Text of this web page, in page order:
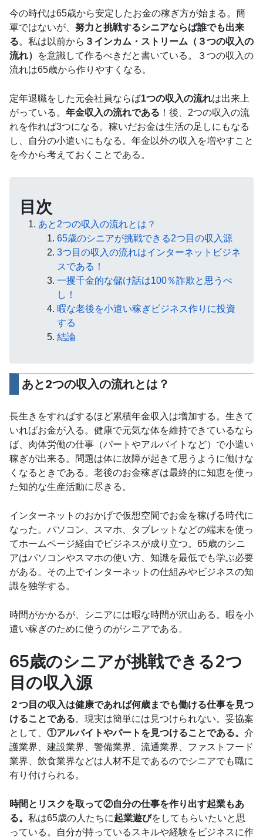
今の時代は65歳から安定したお金の稼ぎ方が始まる。簡
單ではないが、努力と挑戦するシニアならば誰でも出来
る。私は以前から ３インカム・ストリーム（３つの収入の
流れ）
を意識して作るべきだと書いている。３つの収入の
流れは65歳から作りやすくなる。
定年退職をした元会社員ならば1つの収入の流れは出来上
がっている。 年金収入の流れである ！後、2つの収入の流
れを作れば3つになる。稼いだお金は生活の足しにもなる
し、自分の小遣いにもなる。年金以外の収入を増やすこと
を今から考えておくことである。
目次
あと2つの収入の流れとは？
65歳のシニアが挑戦できる2つ目の収入源
3つ目の収入の流れはインターネットビジネ
スである！
一攫千金的な儲け話は100％詐欺と思うべ
し！
暇な老後を小遣い稼ぎビジネス作りに投資
する
結論
あと2つの収入の流れとは？
長生きをすればするほど累積年金収入は増加する。生きて
いればお金が入る。健康で元気な体を維持できているなら
ば、肉体労働の仕事（パートやアルバイトなど）で小遣い
稼ぎが出来る。問題は体に故障が起きて思うように働けな
くなるときである。老後のお金稼ぎは最終的に知恵を使っ
た知的な生産活動に尽きる。
インターネットのおかげで仮想空間でお金を稼げる時代に
なった。パソコン、スマホ、タブレットなどの端末を使っ
てホームページ経由でビジネスが成り立つ。65歳のシニ
アはパソコンやスマホの使い方、知識を最低でも学ぶ必要
がある。その上でインターネットの仕組みやビジネスの知
識を独学する。
時間がかかるが、シニアには暇な時間が沢山ある。暇を小
遣い稼ぎのために使うのがシニアである。
65歳のシニアが挑戦できる2つ
目の収入源
２つ目の収入は健康であれば何歳までも働ける仕事を見つ
けることである。現実は簡単には見つけられない。妥協案
として、 ①アルバイトやパートを見つけることである。 介
護業界、建設業界、警備業界、流通業界、ファストフード
業界、飲食業界などは人材不足であるのでシニアでも職に
有り付けられる。
時間とリスクを取って②自分の仕事を作り出す起業もあ
る。 私は65歳の人たちに起業遊びをしてもらいたいと思
っている。自分が持っているスキルや経験をビジネスに作